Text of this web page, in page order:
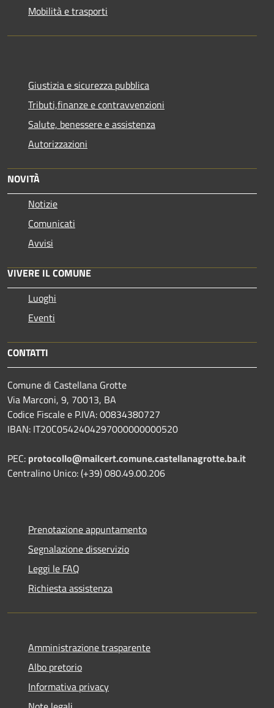
Mobilità e trasporti
Giustizia e sicurezza pubblica
Tributi,finanze e contravvenzioni
Salute, benessere e assistenza
Autorizzazioni
NOVITÀ
Notizie
Comunicati
Avvisi
VIVERE IL COMUNE
Luoghi
Eventi
CONTATTI
Comune di Castellana Grotte
Via Marconi, 9, 70013, BA
Codice Fiscale e P.IVA: 00834380727
IBAN: IT20C0542404297000000000520
PEC: protocollo@mailcert.comune.castellanagrotte.ba.it
Centralino Unico: (+39) 080.49.00.206
Prenotazione appuntamento
Segnalazione disservizio
Leggi le FAQ
Richiesta assistenza
Amministrazione trasparente
Albo pretorio
Informativa privacy